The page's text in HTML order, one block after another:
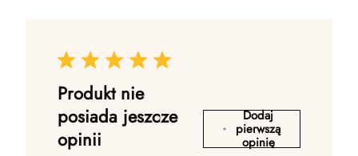
Produkt nie
posiada jeszcze
opinii
Dodaj
pierwszą
opinię